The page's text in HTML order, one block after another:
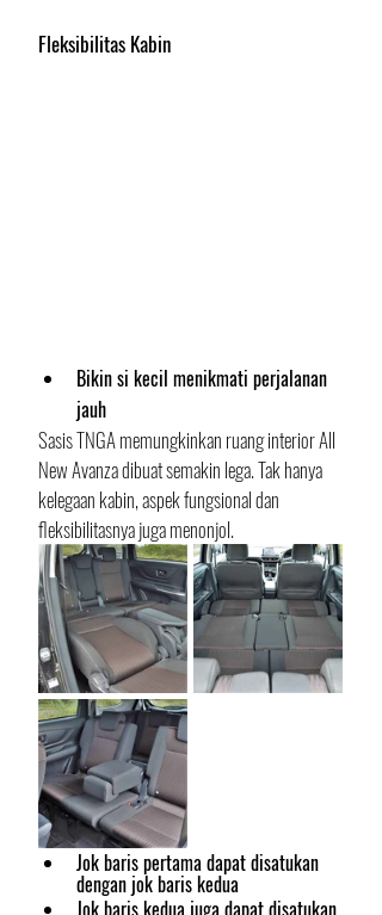
Fleksibilitas Kabin
Bikin si kecil menikmati perjalanan
jauh
Sasis TNGA memungkinkan ruang interior All
New Avanza dibuat semakin lega. Tak hanya
kelegaan kabin, aspek fungsional dan
fleksibilitasnya juga menonjol.
Jok baris pertama dapat disatukan
dengan jok baris kedua